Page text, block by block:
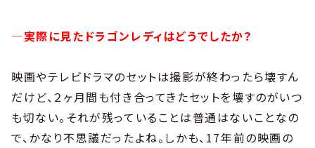
―実際に見たドラゴンレディはどうでしたか？
映画やテレビドラマのセットは撮影が終わったら壊すん
だけど、２ヶ月間も付き合ってきたセットを壊すのがいつ
も切ない。それが残っていることは普通はないことなの
で、かなり不思議だったよね。しかも、17年前の映画の